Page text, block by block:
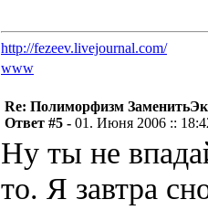
http://fezeev.livejournal.com/
www
Re: Полиморфизм
Ответ #5 - 01. Июня 2006 ::
Ну ты не
то. Я завтра